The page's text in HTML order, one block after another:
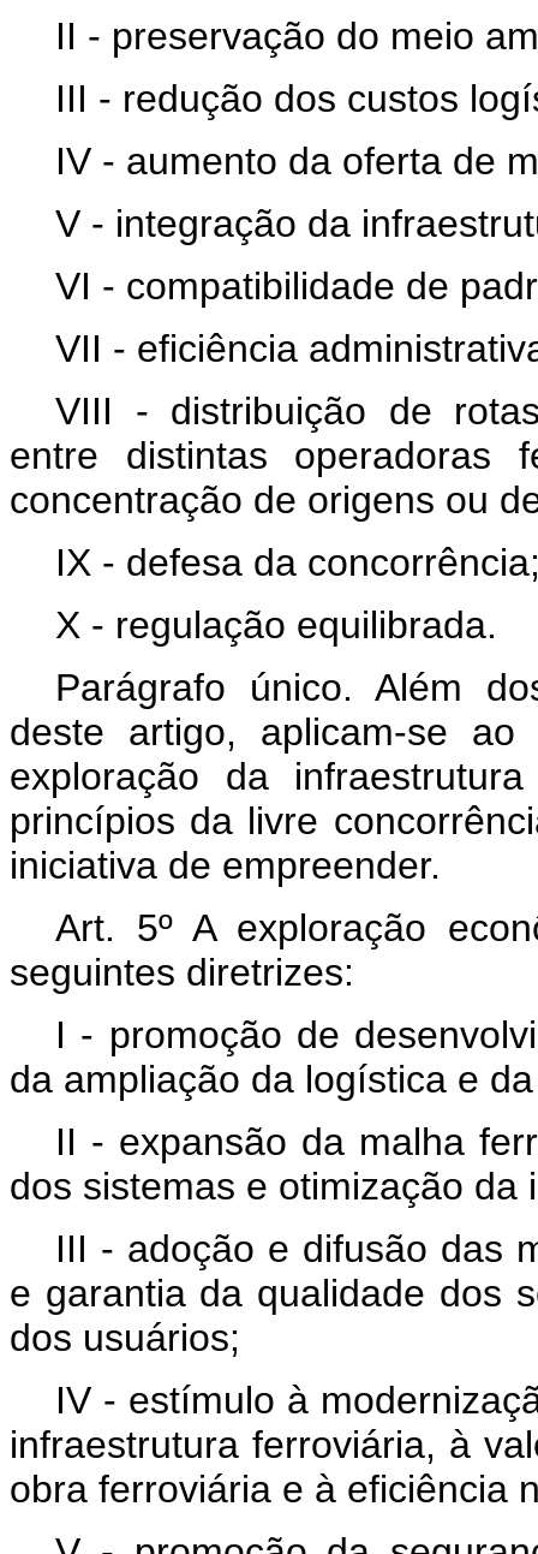
II - preservação do meio
III - redução dos custos
IV - aumento da oferta de
V - integração da
VI - compatibilidade de
VII - eficiência
VIII - distribuição de
entre distintas operadoras
concentração de origens ou
IX - defesa da
X - regulação equilibrada.
Parágrafo único. Além
deste artigo, aplicam-se ao
exploração da
princípios da livre
iniciativa de empreender.
Art. 5º A exploração
seguintes diretrizes:
I - promoção de
da ampliação da logística e
II - expansão da malha
dos sistemas e otimização da
III - adoção e difusão das
e garantia da qualidade dos
dos usuários;
IV - estímulo à
infraestrutura ferroviária, à
obra ferroviária e à eficiência